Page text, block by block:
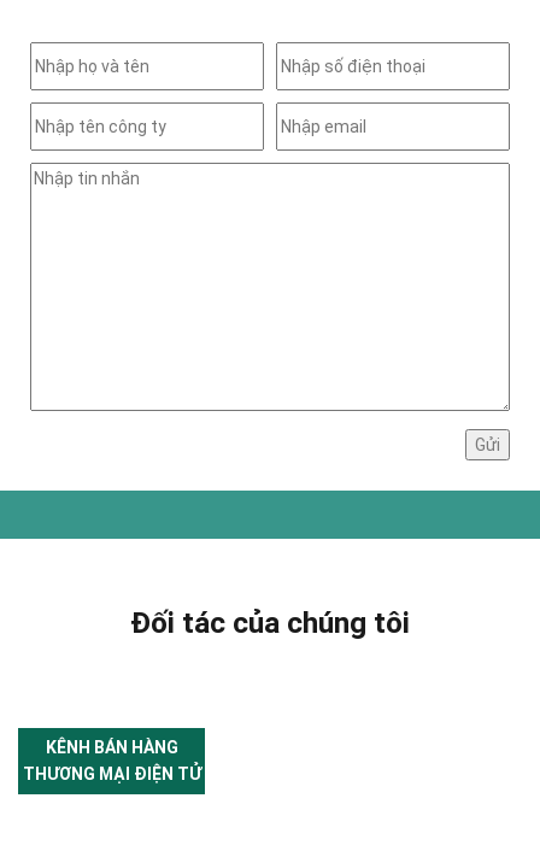
Đối tác của chúng tôi
KÊNH BÁN HÀNG
THƯƠNG MẠI ĐIỆN TỬ